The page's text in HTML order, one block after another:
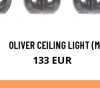
OLIVER CEILING LIGHT
133 EUR